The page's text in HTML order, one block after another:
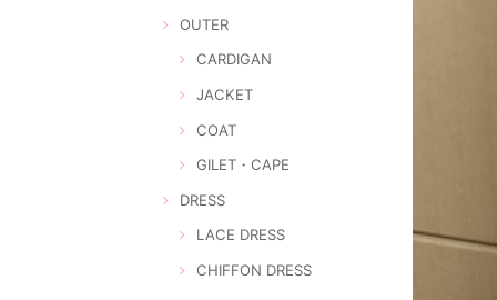
OUTER
CARDIGAN
JACKET
COAT
GILET・CAPE
DRESS
LACE DRESS
CHIFFON DRESS